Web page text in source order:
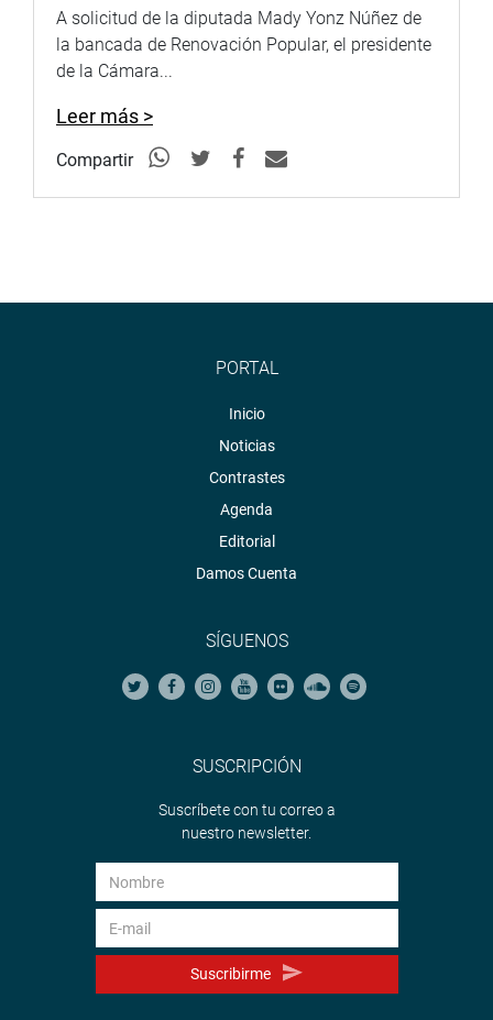
A solicitud de la diputada Mady Yonz Núñez de
la bancada de Renovación Popular, el presidente
de la Cámara...
Leer más >
Compartir
PORTAL
Inicio
Noticias
Contrastes
Agenda
Editorial
Damos Cuenta
SÍGUENOS
SUSCRIPCIÓN
Suscríbete con tu correo a
nuestro newsletter.
Suscribirme